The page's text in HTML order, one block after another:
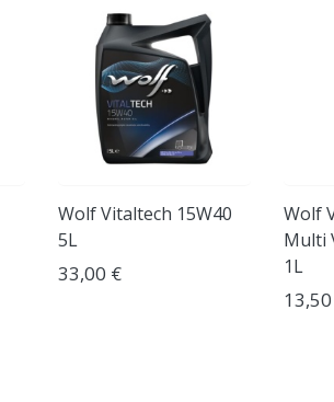
Wolf Vitaltech 15W40
5L
33,00 €
Wolf
Multi
1L